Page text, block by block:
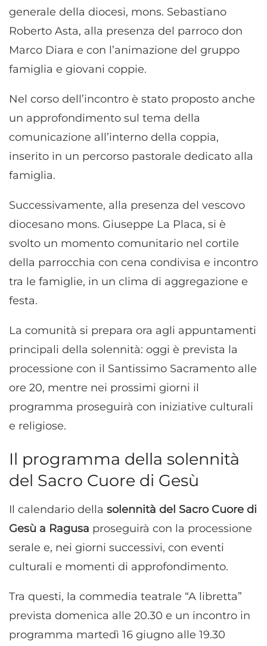
generale della diocesi, mons. Sebastiano
Roberto Asta, alla presenza del parroco don
Marco Diara e con l’animazione del gruppo
famiglia e giovani coppie.
Nel corso dell’incontro è stato proposto anche
un approfondimento sul tema della
comunicazione all’interno della coppia,
inserito in un percorso pastorale dedicato alla
famiglia.
Successivamente, alla presenza del vescovo
diocesano mons. Giuseppe La Placa, si è
svolto un momento comunitario nel cortile
della parrocchia con cena condivisa e incontro
tra le famiglie, in un clima di aggregazione e
festa.
La comunità si prepara ora agli appuntamenti
principali della solennità: oggi è prevista la
processione con il Santissimo Sacramento alle
ore 20, mentre nei prossimi giorni il
programma proseguirà con iniziative culturali
e religiose.
Il programma della solennità
del Sacro Cuore di Gesù
Il calendario della solennità del Sacro Cuore di
Gesù a Ragusa proseguirà con la processione
serale e, nei giorni successivi, con eventi
culturali e momenti di approfondimento.
Tra questi, la commedia teatrale “A libretta”
prevista domenica alle 20.30 e un incontro in
programma martedì 16 giugno alle 19.30